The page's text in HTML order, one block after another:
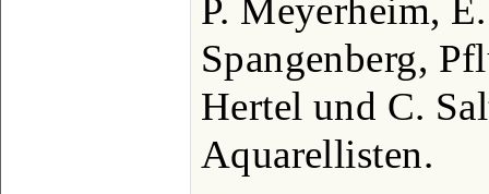
P. Meyerheim,
Spangenberg,
Hertel und C.
Aquarellisten.